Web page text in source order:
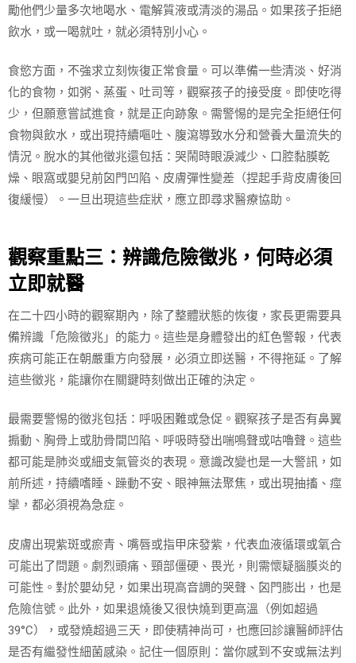
勵他們少量多次地喝水、電解質液或清淡的湯品。如果孩子拒絕
飲水，或一喝就吐，就必須特別小心。
食慾方面，不強求立刻恢復正常食量。可以準備一些清淡、好消
化的食物，如粥、蒸蛋、吐司等，觀察孩子的接受度。即使吃得
少，但願意嘗試進食，就是正向跡象。需警惕的是完全拒絕任何
食物與飲水，或出現持續嘔吐、腹瀉導致水分和營養大量流失的
情況。脫水的其他徵兆還包括：哭鬧時眼淚減少、口腔黏膜乾
燥、眼窩或嬰兒前囟門凹陷、皮膚彈性變差（捏起手背皮膚後回
復緩慢）。一旦出現這些症狀，應立即尋求醫療協助。
觀察重點三：辨識危險徵兆，何時必須
立即就醫
在二十四小時的觀察期內，除了整體狀態的恢復，家長更需要具
備辨識「危險徵兆」的能力。這些是身體發出的紅色警報，代表
疾病可能正在朝嚴重方向發展，必須立即送醫，不得拖延。了解
這些徵兆，能讓你在關鍵時刻做出正確的決定。
最需要警惕的徵兆包括：呼吸困難或急促。觀察孩子是否有鼻翼
搧動、胸骨上或肋骨間凹陷、呼吸時發出喘鳴聲或咕嚕聲。這些
都可能是肺炎或細支氣管炎的表現。意識改變也是一大警訊，如
前所述，持續嗜睡、躁動不安、眼神無法聚焦，或出現抽搐、痙
攣，都必須視為急症。
皮膚出現紫斑或瘀青、嘴唇或指甲床發紫，代表血液循環或氧合
可能出了問題。劇烈頭痛、頸部僵硬、畏光，則需懷疑腦膜炎的
可能性。對於嬰幼兒，如果出現高音調的哭聲、囟門膨出，也是
危險信號。此外，如果退燒後又很快燒到更高溫（例如超過
39°C），或發燒超過三天，即使精神尚可，也應回診讓醫師評估
是否有繼發性細菌感染。記住一個原則：當你感到不安或無法判